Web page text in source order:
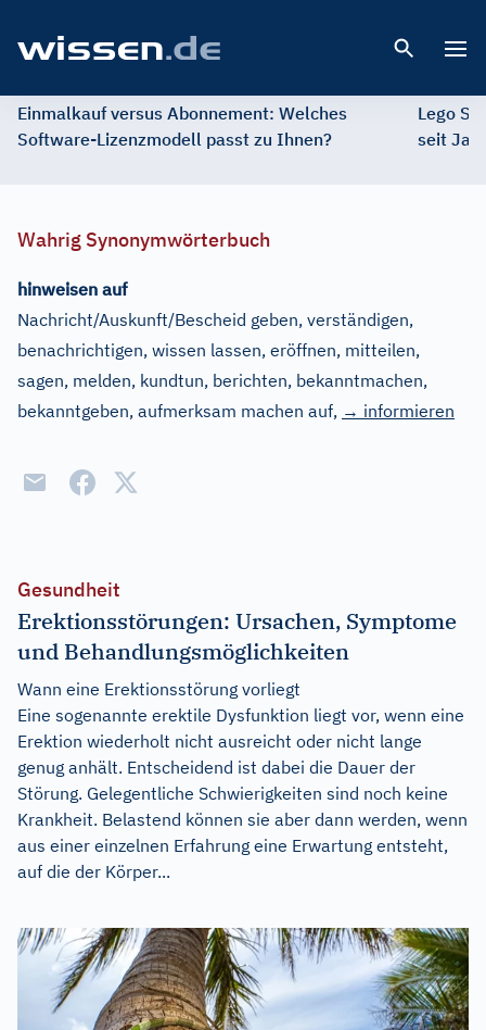
Einmalkauf versus Abonnement: Welches
Software-Lizenzmodell passt zu Ihnen?
Lego
seit
Wahrig Synonymwörterbuch
hinweisen auf
Nachricht/Auskunft/Bescheid geben, verständigen,
benachrichtigen, wissen lassen, eröffnen, mitteilen,
sagen, melden, kundtun, berichten, bekanntmachen,
bekanntgeben, aufmerksam machen auf, → informieren
Gesundheit
Erektionsstörungen: Ursachen, Symptome
und Behandlungsmöglichkeiten
Wann eine Erektionsstörung vorliegt
Eine sogenannte erektile Dysfunktion liegt vor, wenn eine
Erektion wiederholt nicht ausreicht oder nicht lange
genug anhält. Entscheidend ist dabei die Dauer der
Störung. Gelegentliche Schwierigkeiten sind noch keine
Krankheit. Belastend können sie aber dann werden, wenn
aus einer einzelnen Erfahrung eine Erwartung entsteht,
auf die der Körper...